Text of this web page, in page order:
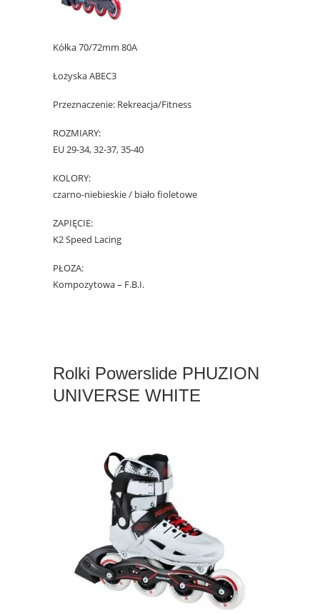
Kółka 70/72mm 80A
Łożyska ABEC3
Przeznaczenie: Rekreacja/Fitness
ROZMIARY:
EU 29-34, 32-37, 35-40
KOLORY:
czarno-niebieskie / biało fioletowe
ZAPIĘCIE:
K2 Speed Lacing
PŁOZA:
Kompozytowa – F.B.I.
Rolki Powerslide PHUZION
UNIVERSE WHITE